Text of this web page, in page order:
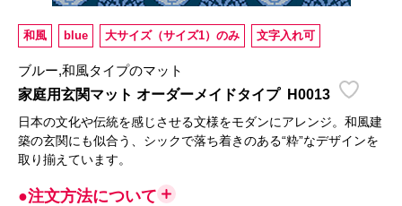
和風 blue 大サイズ（サイズ1）のみ 文字入れ可
ブルー,和風タイプのマット
家庭用玄関マット オーダーメイドタイプ
H0013
日本の文化や伝統を感じさせる文様をモダンにアレンジ。和風建
築の玄関にも似合う、シックで落ち着きのある“粋”なデザインを
取り揃えています。
●注文方法について